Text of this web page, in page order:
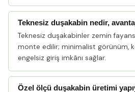
Teknesiz duşakabin nedir,
Teknesiz duşakabinler zemin
monte edilir; minimalist görünüm,
engelsiz giriş imkânı sağlar.
Özel ölçü duşakabin üretimi